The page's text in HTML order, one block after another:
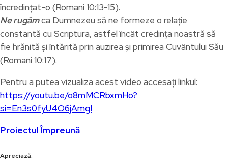
încredințat-o (Romani 10:13-15).
Ne rugămca Dumnezeu să ne formeze o relație
constantă cu Scriptura, astfel încât credința noastră să
fie hrănită și întărită prin auzirea și primirea Cuvântului Său
(Romani 10:17).
Pentru a putea vizualiza acest video accesați linkul:
https://youtu.be/o8mMCRbxmHo?
si=En3s0fyU4O6jAmgI
Proiectul Împreună
Apreciază: